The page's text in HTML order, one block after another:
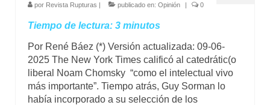
por Revista Rupturas | publicado en: Opinión | 0
Tiempo de lectura: 3 minutos
Por René Báez (*) Versión actualizada: 09-06-
2025 The New York Times calificó al catedrátic(o
liberal Noam Chomsky “como el intelectual vivo
más importante”. Tiempo atrás, Guy Sorman lo
había incorporado a su selección de los